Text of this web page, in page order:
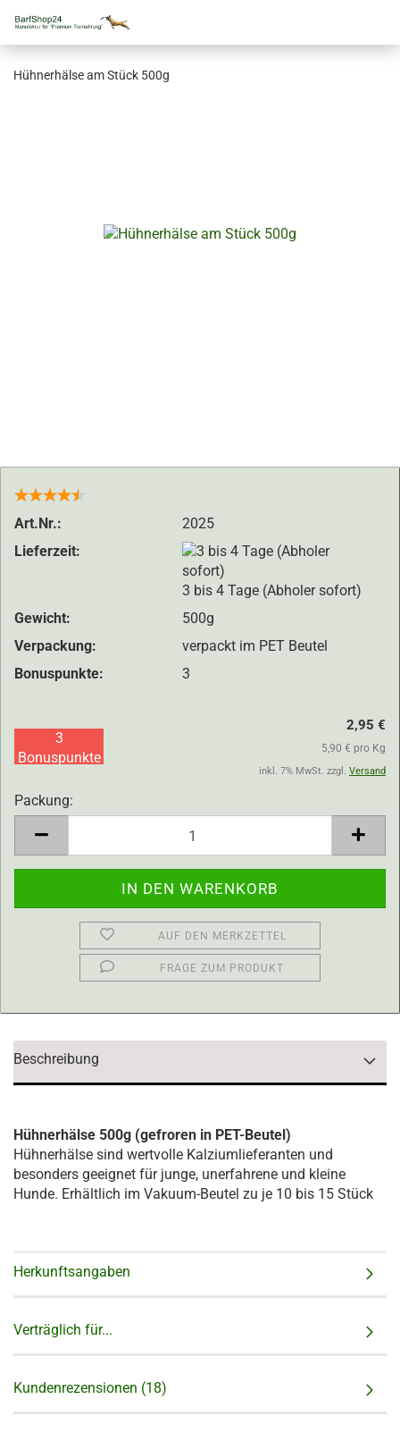
Hühnerhälse am Stück 500g
Art.Nr.:
2025
Lieferzeit:
3 bis 4 Tage (Abholer sofort)
Gewicht:
500g
Verpackung:
verpackt im PET Beutel
Bonuspunkte:
3
2,95 €
5,90 € pro Kg
inkl. 7% MwSt. zzgl. Versand
3
Bonuspunkte
Packung:
AUF DEN MERKZETTEL
FRAGE ZUM PRODUKT
Beschreibung
Hühnerhälse 500g (gefroren in PET-Beutel)
Hühnerhälse sind wertvolle Kalziumlieferanten und
besonders geeignet für junge, unerfahrene und kleine
Hunde. Erhältlich im Vakuum-Beutel zu je 10 bis 15 Stück
Herkunftsangaben
Verträglich für...
Kundenrezensionen (18)